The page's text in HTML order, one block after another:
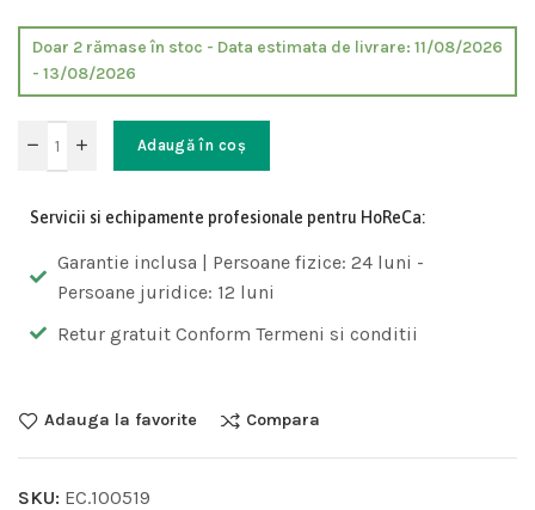
Doar 2 rămase în stoc - Data estimata de livrare: 11/08/2026
- 13/08/2026
Adaugă în coș
Servicii si echipamente profesionale pentru HoReCa:
Garantie inclusa | Persoane fizice: 24 luni -
Persoane juridice: 12 luni
Retur gratuit Conform Termeni si conditii
Adauga la favorite Compara
SKU: EC.100519